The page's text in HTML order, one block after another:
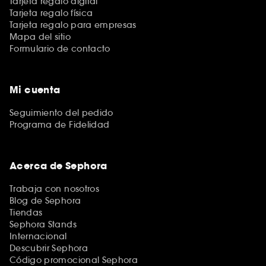
Tarjeta regalo física
Tarjeta regalo para empresas
Mapa del sitio
Formulario de contacto
Mi cuenta
Seguimiento del pedido
Programa de Fidelidad
Acerca de Sephora
Trabaja con nosotros
Blog de Sephora
Tiendas
Sephora Stands
Internacional
Descubrir Sephora
Código promocional Sephora